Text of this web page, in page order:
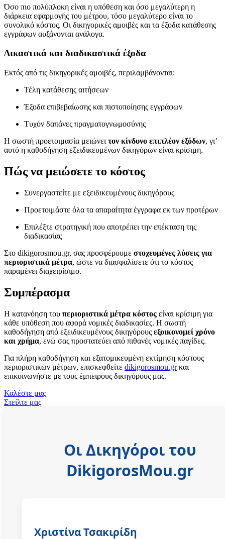
Όσο πιο πολύπλοκη είναι η υπόθεση και όσο μεγαλύτερη η
διάρκεια εφαρμογής του μέτρου, τόσο μεγαλύτερο είναι το
συνολικό κόστος. Οι δικηγορικές αμοιβές και τα έξοδα κατάθεσης
εγγράφων αυξάνονται ανάλογα.
Δικαστικά και διαδικαστικά έξοδα
Εκτός από τις δικηγορικές αμοιβές, περιλαμβάνονται:
Τέλη κατάθεσης αιτήσεων
Έξοδα επιβεβαίωσης και πιστοποίησης εγγράφων
Τυχόν δαπάνες πραγματογνωμοσύνης
Η σωστή προετοιμασία μειώνει τον κίνδυνο επιπλέον εξόδων, γι’
αυτό η καθοδήγηση εξειδικευμένων δικηγόρων είναι κρίσιμη.
Πώς να μειώσετε το κόστος
Συνεργαστείτε με εξειδικευμένους δικηγόρους
Προετοιμάστε όλα τα απαραίτητα έγγραφα εκ των προτέρων
Επιλέξτε στρατηγική που αποτρέπει την επέκταση της
διαδικασίας
Στο dikigorosmou.gr, σας προσφέρουμε στοχευμένες λύσεις για
περιοριστικά μέτρα, ώστε να διασφαλίσετε ότι το κόστος
παραμένει διαχειρίσιμο.
Συμπέρασμα
Η κατανόηση του περιοριστικά μέτρα κόστος είναι κρίσιμη για
κάθε υπόθεση που αφορά νομικές διαδικασίες. Η σωστή
καθοδήγηση από εξειδικευμένους δικηγόρους εξοικονομεί χρόνο
και χρήμα, ενώ σας προστατεύει από πιθανές νομικές παγίδες.
Για πλήρη καθοδήγηση και εξατομικευμένη εκτίμηση κόστους
περιοριστικών μέτρων, επισκεφθείτε dikigorosmou.grκαι
επικοινωνήστε με τους έμπειρους δικηγόρους μας.
Καλέστε μας
Στείλτε μας
Οι Δικηγόροι του
DikigorosMou.gr
Χριστίνα Τσακιρίδη